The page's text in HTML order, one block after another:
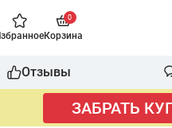
0
Корзина
Отзывы
ЗАБРАТЬ